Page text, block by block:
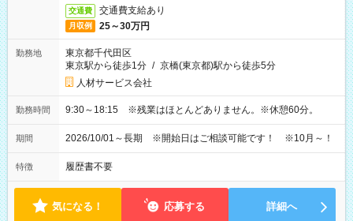
交通費 交通費支給あり
月収例 25～30万円
勤務地
東京都千代田区
東京駅から徒歩1分 / 京橋(東京都)駅から徒歩5分
人材サービス会社
勤務時間 9:30～18:15 ※残業はほとんどありません。※休憩60分。
期間 2026/10/01～長期 ※開始日はご相談可能です！ ※10月～！
特徴 履歴書不要
気になる！ 応募する 詳細へ